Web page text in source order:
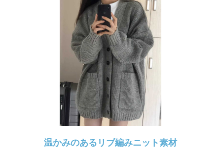
温かみのあるリブ編みニット素材